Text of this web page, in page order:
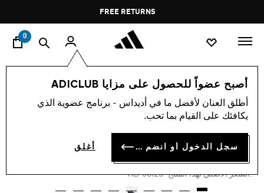
Pause
promotion
rotation
FREE RETURNS
0
أصبح عضواً للحصول على مزايا ADICLUB
أطلق العنان لأفضل ما في أديداس - برنامج عضوية الذي
يكافئك على القيام بما تحب.
سجل الدخول أو انضم الآن أغلق
الرجال أحذية
-40%
حذاء X_PLRBOOST
KD 40.72
:السعر الأصلي لهذا المنتج Price reduced from
KD 68.25
to